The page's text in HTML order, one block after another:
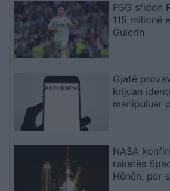
PSG sfidon
115 milionë
Gulerin
Gjatë
krijuan
manipuluar
NASA
raketës
Hënën, por